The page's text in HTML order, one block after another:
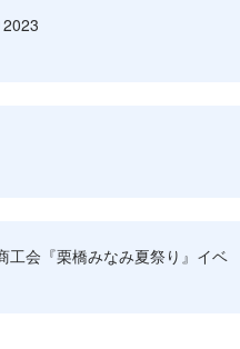
工会『栗橋みなみ夏祭り』イベ